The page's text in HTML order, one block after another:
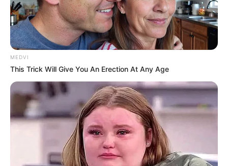
MEDVI
This Trick Will Give You An Erection At Any Age